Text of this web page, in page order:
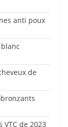
anti poux
de
de 2023